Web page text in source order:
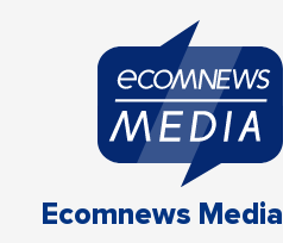
Ecomnews Media